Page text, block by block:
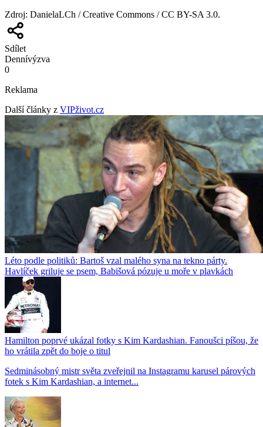
Zdroj: DanielaLCh / Creative Commons / CC BY-SA 3.0.
Sdílet
Dennívýzva
0
Reklama
Další články z VIPživot.cz
Léto podle politiků: Bartoš vzal malého syna na tekno párty.
Havlíček griluje se psem, Babišová pózuje u moře v plavkách
Hamilton poprvé ukázal fotky s Kim Kardashian. Fanoušci píšou, že
ho vrátila zpět do boje o titul
Sedminásobný mistr světa zveřejnil na Instagramu karusel párových
fotek s Kim Kardashian, a internet...